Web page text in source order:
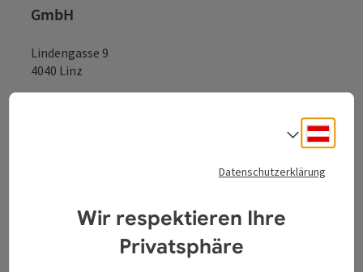
GmbH
Lindengasse 9
4040 Linz
Fax: +43 732 7277 - 804
Datenschutzerklärung
Wir respektieren Ihre
Privatsphäre